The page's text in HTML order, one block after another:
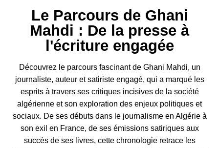
Le Parcours de Ghani
Mahdi : De la presse à
l'écriture engagée
Découvrez le parcours fascinant de Ghani Mahdi, un
journaliste, auteur et satiriste engagé, qui a marqué les
esprits à travers ses critiques incisives de la société
algérienne et son exploration des enjeux politiques et
sociaux. De ses débuts dans le journalisme en Algérie à
son exil en France, de ses émissions satiriques aux
succès de ses livres, cette chronologie retrace les